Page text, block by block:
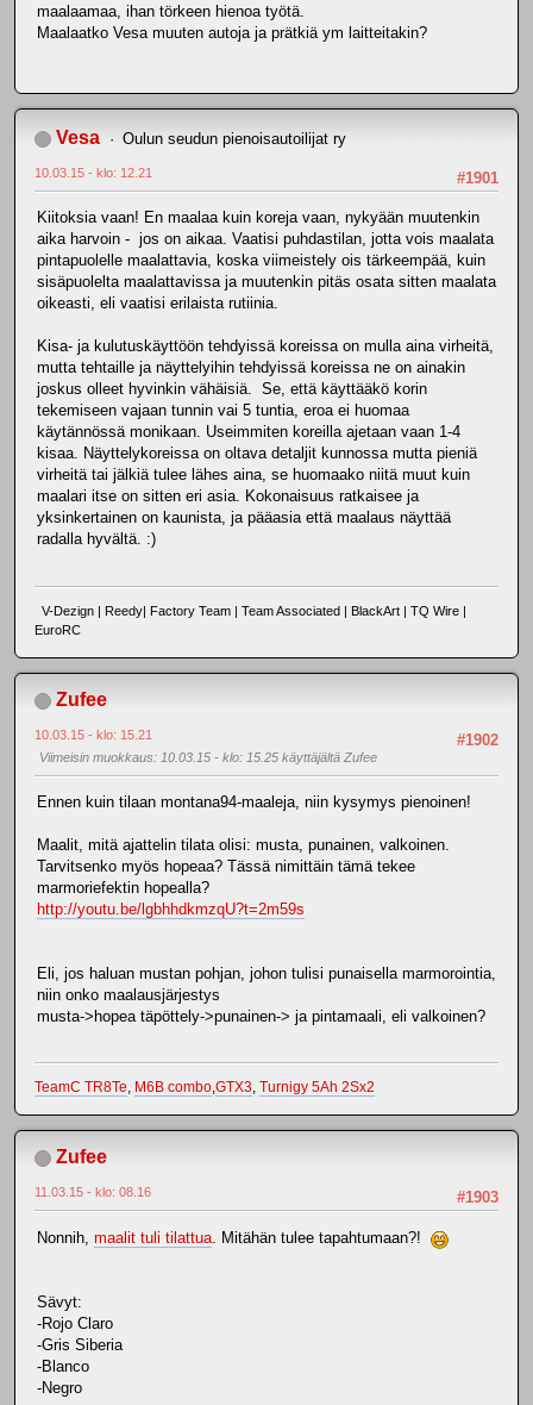
maalaamaa, ihan törkeen hienoa työtä.
Maalaatko Vesa muuten autoja ja prätkiä ym laitteitakin?
Vesa Oulun seudun pienoisautoilijat ry
#1901
10.03.15 - klo: 12.21
Kiitoksia vaan! En maalaa kuin koreja vaan, nykyään muutenkin
aika harvoin - jos on aikaa. Vaatisi puhdastilan, jotta vois maalata
pintapuolelle maalattavia, koska viimeistely ois tärkeempää, kuin
sisäpuolelta maalattavissa ja muutenkin pitäs osata sitten maalata
oikeasti, eli vaatisi erilaista rutiinia.
Kisa- ja kulutuskäyttöön tehdyissä koreissa on mulla aina virheitä,
mutta tehtaille ja näyttelyihin tehdyissä koreissa ne on ainakin
joskus olleet hyvinkin vähäisiä. Se, että käyttääkö korin
tekemiseen vajaan tunnin vai 5 tuntia, eroa ei huomaa
käytännössä monikaan. Useimmiten koreilla ajetaan vaan 1-4
kisaa. Näyttelykoreissa on oltava detaljit kunnossa mutta pieniä
virheitä tai jälkiä tulee lähes aina, se huomaako niitä muut kuin
maalari itse on sitten eri asia. Kokonaisuus ratkaisee ja
yksinkertainen on kaunista, ja pääasia että maalaus näyttää
radalla hyvältä. :)
V-Dezign | Reedy| Factory Team | Team Associated | BlackArt | TQ Wire |
EuroRC
Zufee
#1902
10.03.15 - klo: 15.21
Viimeisin muokkaus: 10.03.15 - klo: 15.25 käyttäjältä Zufee
Ennen kuin tilaan montana94-maaleja, niin kysymys pienoinen!
Maalit, mitä ajattelin tilata olisi: musta, punainen, valkoinen.
Tarvitsenko myös hopeaa? Tässä nimittäin tämä tekee
marmoriefektin hopealla?
http://youtu.be/lgbhhdkmzqU?t=2m59s
Eli, jos haluan mustan pohjan, johon tulisi punaisella marmorointia,
niin onko maalausjärjestys
musta->hopea täpöttely->punainen-> ja pintamaali, eli valkoinen?
TeamC TR8Te, M6B combo,GTX3, Turnigy 5Ah 2Sx2
Zufee
#1903
11.03.15 - klo: 08.16
Nonnih, maalit tuli tilattua . Mitähän tulee tapahtumaan?!
Sävyt:
-Rojo Claro
-Gris Siberia
-Blanco
-Negro